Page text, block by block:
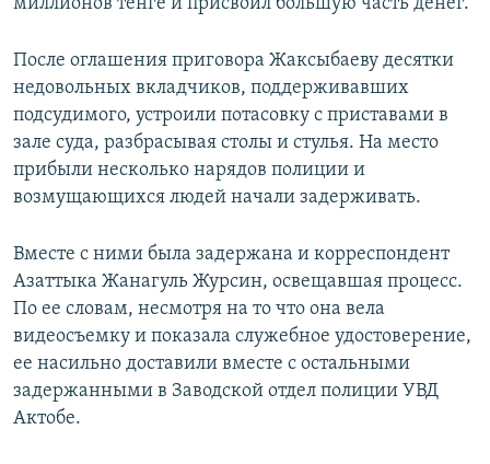
миллионов тенге и присвоил большую часть денег.
После оглашения приговора Жаксыбаеву десятки
недовольных вкладчиков, поддерживавших
подсудимого, устроили потасовку с приставами в
зале суда, разбрасывая столы и стулья. На место
прибыли несколько нарядов полиции и
возмущающихся людей начали задерживать.
Вместе с ними была задержана и корреспондент
Азаттыка Жанагуль Журсин, освещавшая процесс.
По ее словам, несмотря на то что она вела
видеосъемку и показала служебное удостоверение,
ее насильно доставили вместе с остальными
задержанными в Заводской отдел полиции УВД
Актобе.